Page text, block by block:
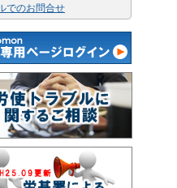
でのお問合せ